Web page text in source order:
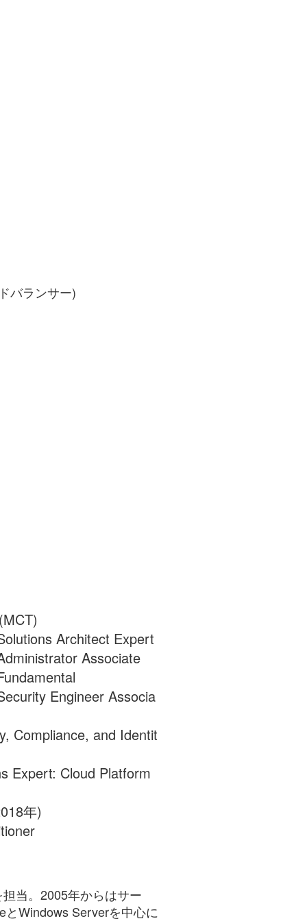
バランサー)
Architect Expert
Associate
Engineer Associa
Compliance, and Identit
Expert: Cloud Platform
年)
当。2005年からはサー
Windows Serverを中心に